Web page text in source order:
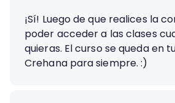
¡Sí! Luego de que realices la
poder acceder a las clases
quieras. El curso se queda en
Crehana para siempre. :)